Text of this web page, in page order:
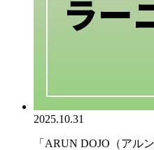
2025.10.31
「ARUN DOJO（アル